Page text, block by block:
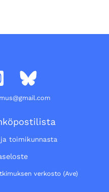
toimikunnasta
verkosto (Ave)